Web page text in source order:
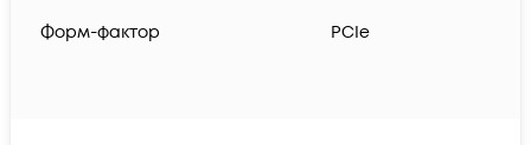
Форм-фактор PCIe